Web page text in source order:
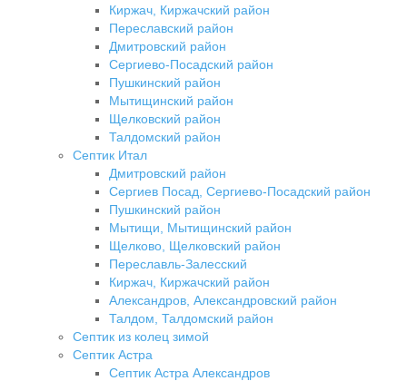
Киржач, Киржачский район
Переславский район
Дмитровский район
Сергиево-Посадский район
Пушкинский район
Мытищинский район
Щелковский район
Талдомский район
Септик Итал
Дмитровский район
Сергиев Посад, Сергиево-Посадский район
Пушкинский район
Мытищи, Мытищинский район
Щелково, Щелковский район
Переславль-Залесский
Киржач, Киржачский район
Александров, Александровский район
Талдом, Талдомский район
Септик из колец зимой
Септик Астра
Септик Астра Александров